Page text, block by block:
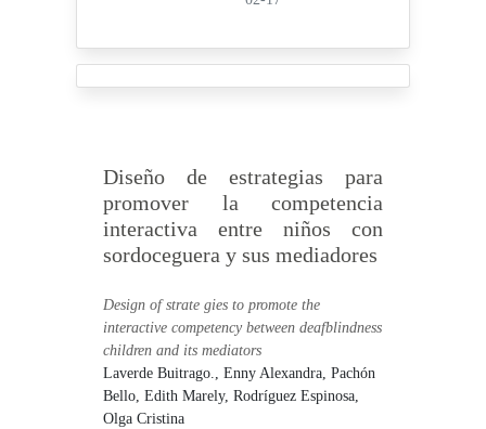
Diseño de estrategias para
promover la competencia
interactiva entre niños con
sordoceguera y sus mediadores
Design of strate gies to promote the
interactive competency between deafblindness
children and its mediators
Laverde Buitrago., Enny Alexandra,Pachón
Bello, Edith Marely,Rodríguez Espinosa,
Olga Cristina